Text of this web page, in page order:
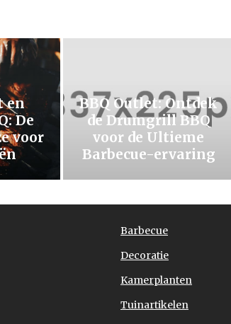
en
De
voor
BBQ Outlet: Ontdek
de Drumgrill BBQ
voor de Ultieme
Barbecue-ervaring
Barbecue
Decoratie
Kamerplanten
Tuinartikelen